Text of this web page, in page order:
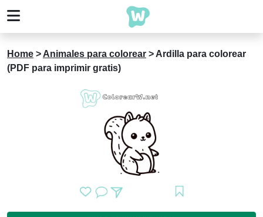
Home > Animales para colorear > Ardilla para colorear
(PDF para imprimir gratis)